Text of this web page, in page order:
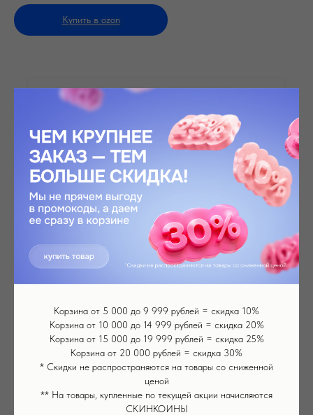
Купить в ozon
дезинкрустации,
ультразвуковой чистки лица
и холодного гидрирования,
200 мл
Подробнее о товаре
Корзина от 5 000 до 9 999 рублей = скидка 10%
Корзина от 10 000 до 14 999 рублей = скидка 20%
Корзина от 15 000 до 19 999 рублей = скидка 25%
Корзина от 20 000 рублей = скидка 30%
* Скидки не распространяются на товары со сниженной
ценой
** На товары, купленные по текущей акции начисляются
СКИНКОИНЫ